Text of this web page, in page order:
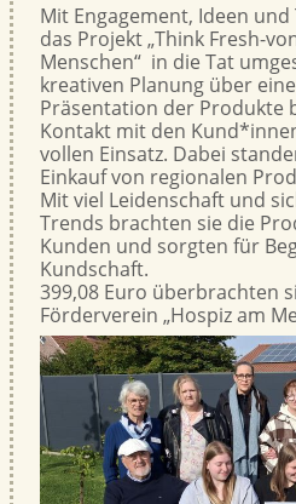
Mit Engagement, Ideen
das Projekt „Think Fresh-
Menschen“ in die Tat
kreativen Planung über
Präsentation der Produkte
Kontakt mit den
vollen Einsatz. Dabei
Einkauf von regionalen
Mit viel Leidenschaft und
Trends brachten sie die
Kunden und sorgten für
Kundschaft.
399,08 Euro überbrachten
Förderverein „Hospiz am